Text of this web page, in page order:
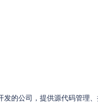
的公司，提供源代码管理